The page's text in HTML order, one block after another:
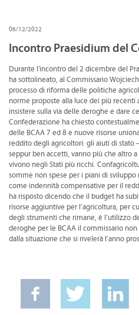
CONTATTI
DOVE SIAMO
06/12/2022
Incontro Praesidium del
Durante l’incontro del 2 dicembre del
ha sottolineato, al Commissario
processo di riforma delle politiche
norme proposte alla luce dei più
insistere sulla via delle deroghe e dare
Confederazione ha chiesto
delle BCAA 7 ed 8 e nuove risorse
reddito degli agricoltori: gli aiuti di stato
seppur ben accetti, vanno più che altro
vivono negli Stati più ricchi.
somme non spese per i piani di sviluppo
come indennità compensative per il
ha risposto dicendo che il budget ha
risorse aggiuntive per l’agricoltura, per
degli strumenti che rimane, è l’utilizzo
deroghe per le BCAA il commissario
dalla situazione che si rivelerà l’anno